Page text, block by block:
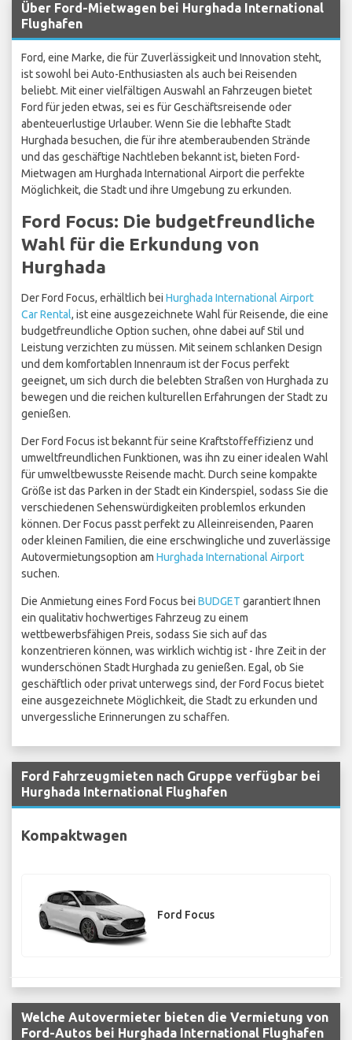
Über Ford-Mietwagen bei Hurghada International
Flughafen
Ford, eine Marke, die für Zuverlässigkeit und Innovation steht,
ist sowohl bei Auto-Enthusiasten als auch bei Reisenden
beliebt. Mit einer vielfältigen Auswahl an Fahrzeugen bietet
Ford für jeden etwas, sei es für Geschäftsreisende oder
abenteuerlustige Urlauber. Wenn Sie die lebhafte Stadt
Hurghada besuchen, die für ihre atemberaubenden Strände
und das geschäftige Nachtleben bekannt ist, bieten Ford-
Mietwagen am Hurghada International Airport die perfekte
Möglichkeit, die Stadt und ihre Umgebung zu erkunden.
Ford Focus: Die budgetfreundliche
Wahl für die Erkundung von
Hurghada
Der Ford Focus, erhältlich bei Hurghada International Airport
Car Rental, ist eine ausgezeichnete Wahl für Reisende, die eine
budgetfreundliche Option suchen, ohne dabei auf Stil und
Leistung verzichten zu müssen. Mit seinem schlanken Design
und dem komfortablen Innenraum ist der Focus perfekt
geeignet, um sich durch die belebten Straßen von Hurghada zu
bewegen und die reichen kulturellen Erfahrungen der Stadt zu
genießen.
Der Ford Focus ist bekannt für seine Kraftstoffeffizienz und
umweltfreundlichen Funktionen, was ihn zu einer idealen Wahl
für umweltbewusste Reisende macht. Durch seine kompakte
Größe ist das Parken in der Stadt ein Kinderspiel, sodass Sie die
verschiedenen Sehenswürdigkeiten problemlos erkunden
können. Der Focus passt perfekt zu Alleinreisenden, Paaren
oder kleinen Familien, die eine erschwingliche und zuverlässige
Autovermietungsoption am Hurghada International Airport
suchen.
Die Anmietung eines Ford Focus bei BUDGET garantiert Ihnen
ein qualitativ hochwertiges Fahrzeug zu einem
wettbewerbsfähigen Preis, sodass Sie sich auf das
konzentrieren können, was wirklich wichtig ist - Ihre Zeit in der
wunderschönen Stadt Hurghada zu genießen. Egal, ob Sie
geschäftlich oder privat unterwegs sind, der Ford Focus bietet
eine ausgezeichnete Möglichkeit, die Stadt zu erkunden und
unvergessliche Erinnerungen zu schaffen.
Ford Fahrzeugmieten nach Gruppe verfügbar bei
Hurghada International Flughafen
Kompaktwagen
Ford Focus
Welche Autovermieter bieten die Vermietung von
Ford-Autos bei Hurghada International Flughafen